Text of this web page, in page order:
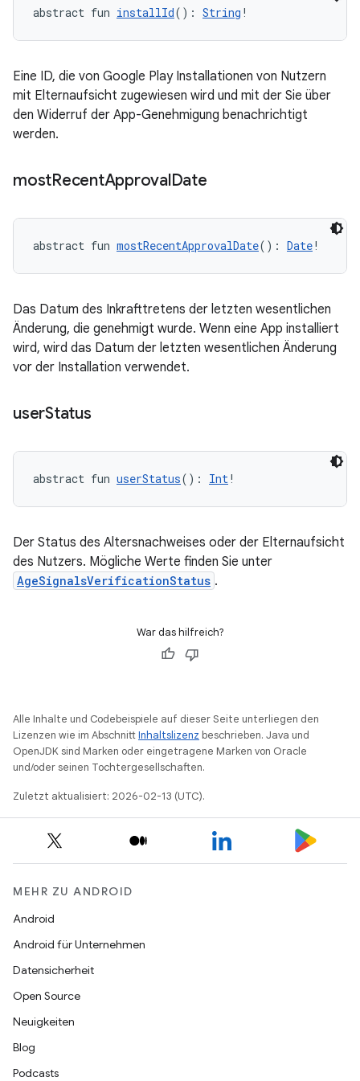
abstract fun installId(): String !
Eine ID, die von Google Play Installationen von Nutzern
mit Elternaufsicht zugewiesen wird und mit der Sie über
den Widerruf der App-Genehmigung benachrichtigt
werden.
mostRecentApprovalDate
abstract fun mostRecentApprovalDate(): Date!
Das Datum des Inkrafttretens der letzten wesentlichen
Änderung, die genehmigt wurde. Wenn eine App installiert
wird, wird das Datum der letzten wesentlichen Änderung
vor der Installation verwendet.
userStatus
abstract fun userStatus(): Int!
Der Status des Altersnachweises oder der Elternaufsicht
des Nutzers. Mögliche Werte finden Sie unter
AgeSignalsVerificationStatus .
War das hilfreich?
Alle Inhalte und Codebeispiele auf dieser Seite unterliegen den
Lizenzen wie im AbschnittInhaltslizenz beschrieben. Java und
OpenJDK sind Marken oder eingetragene Marken von Oracle
und/oder seinen Tochtergesellschaften.
Zuletzt aktualisiert: 2026-02-13 (UTC).
MEHR ZU ANDROID
Android
Android für Unternehmen
Datensicherheit
Open Source
Neuigkeiten
Blog
Podcasts